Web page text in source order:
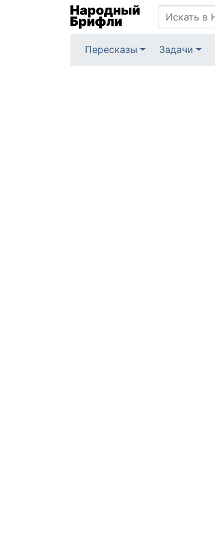
Пересказы Задачи